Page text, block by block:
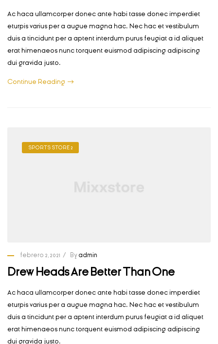
Ac haca ullamcorper donec ante habi tasse donec imperdiet
eturpis varius per a augue magna hac. Nec hac et vestibulum
duis a tincidunt per a aptent interdum purus feugiat a id aliquet
erat himenaeos nunc torquent euismod adipiscing adipiscing
dui gravida justo.
Continue Reading
SPORTS STORE 2
febrero 2, 2021 By admin
Drew Heads Are Better Than One
Ac haca ullamcorper donec ante habi tasse donec imperdiet
eturpis varius per a augue magna hac. Nec hac et vestibulum
duis a tincidunt per a aptent interdum purus feugiat a id aliquet
erat himenaeos nunc torquent euismod adipiscing adipiscing
dui gravida justo.